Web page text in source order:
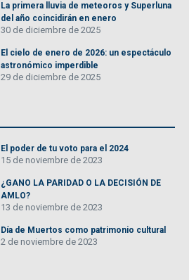
La primera lluvia de meteoros y Superluna
del año coincidirán en enero
30 de diciembre de 2025
El cielo de enero de 2026: un espectáculo
astronómico imperdible
29 de diciembre de 2025
El poder de tu voto para el 2024
15 de noviembre de 2023
¿GANO LA PARIDAD O LA DECISIÓN DE
AMLO?
13 de noviembre de 2023
Día de Muertos como patrimonio cultural
2 de noviembre de 2023